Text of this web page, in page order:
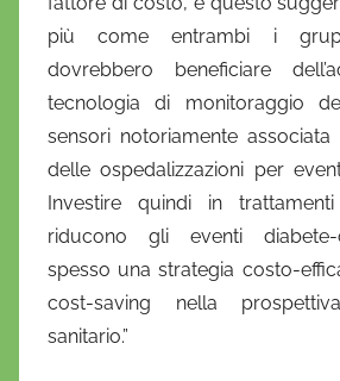
più come entrambi i
dovrebbero beneficiare
tecnologia di monitoraggio
sensori notoriamente
delle ospedalizzazioni per
Investire quindi in
riducono gli eventi diabete-
spesso una strategia costo-
cost-saving nella
sanitario.”